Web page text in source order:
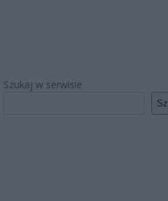
Szukaj w serwisie